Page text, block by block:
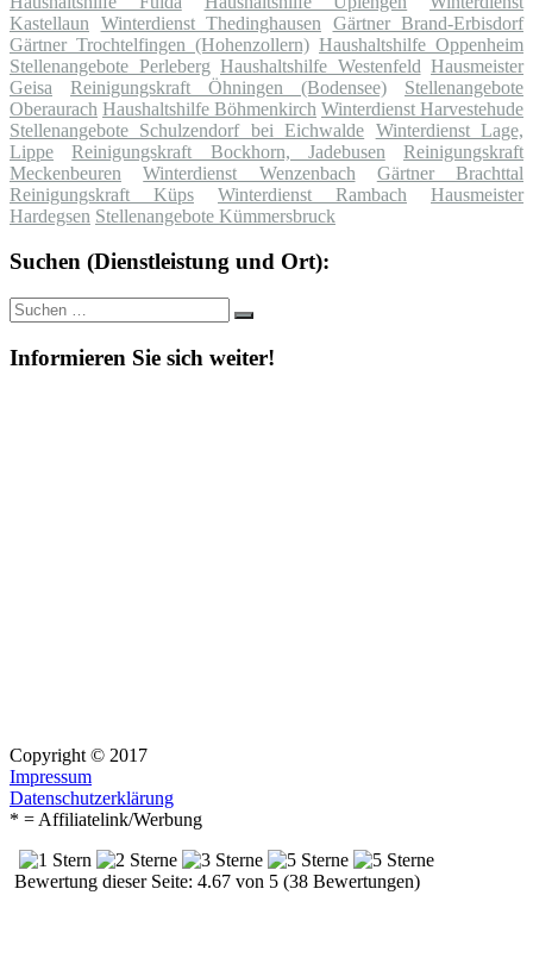
Kastellaun
Winterdienst Thedinghausen
Gärtner Brand-Erbisdorf
Gärtner Trochtelfingen (Hohenzollern) Haushaltshilfe Oppenheim
Stellenangebote Perleberg Haushaltshilfe Westenfeld Hausmeister
Geisa
Reinigungskraft Öhningen (Bodensee)
Stellenangebote
Oberaurach Haushaltshilfe Böhmenkirch Winterdienst Harvestehude
Stellenangebote Schulzendorf bei Eichwalde Winterdienst Lage,
Lippe
Reinigungskraft Bockhorn, Jadebusen
Reinigungskraft
Meckenbeuren
Winterdienst Wenzenbach
Gärtner Brachttal
Reinigungskraft Küps
Winterdienst Rambach
Hausmeister
Hardegsen Stellenangebote Kümmersbruck
Suchen (Dienstleistung und Ort):
Suche
nach:
Suchen
Informieren Sie sich weiter!
Copyright © 2017
Impressum
Datenschutzerklärung
* = Affiliatelink/Werbung
Bewertung dieser Seite: 4.67 von 5 (38 Bewertungen)